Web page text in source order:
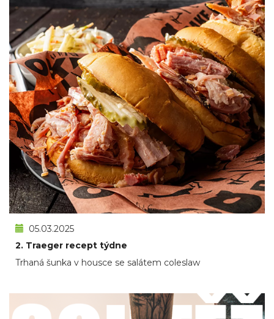
05.03.2025
2. Traeger recept týdne
Trhaná šunka v housce se salátem coleslaw